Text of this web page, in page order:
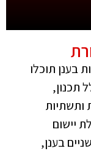
בענן תוכלו
תכנון,
יישום
בענן,